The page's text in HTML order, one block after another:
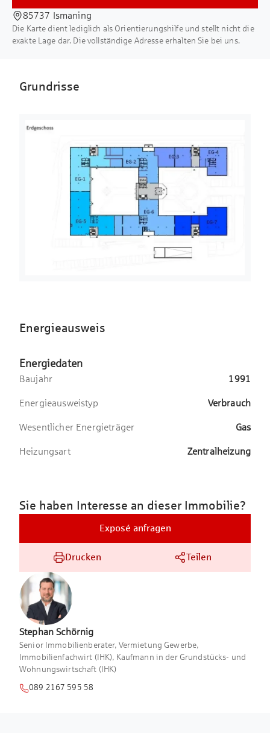
Area. Wie der Name schon sagt, bietet
dieser stylische
Gemeinschaftsbereich jede Menge Platz
können wir nicht übernehmen. Sämtliche
Flächenangaben stellen ca.-Angaben da.
85737 Ismaning
Die Karte dient lediglich als Orientierungshilfe und stellt nicht die
exakte Lage dar. Die vollständige Adresse erhalten Sie bei uns.
Grundrisse
Energieausweis
Energiedaten
Baujahr 1991
Energieausweistyp Verbrauch
Wesentlicher Energieträger Gas
Heizungsart Zentralheizung
Sie haben Interesse an dieser Immobilie?
Exposé anfragen
Drucken Teilen
Stephan Schörnig
Senior Immobilienberater, Vermietung Gewerbe,
Immobilienfachwirt (IHK), Kaufmann in der Grundstücks- und
Wohnungswirtschaft (IHK)
089 2167 595 58